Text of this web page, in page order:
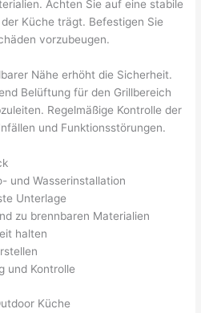
Achten Sie auf eine stabile
Küche trägt. Befestigen Sie
vorzubeugen.
Nähe erhöht die Sicherheit.
Belüftung für den Grillbereich
Regelmäßige Kontrolle der
und Funktionsstörungen.
und Wasserinstallation
Unterlage
zu brennbaren Materialien
halten
und Kontrolle
Küche